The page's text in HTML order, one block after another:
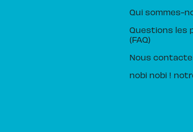
Qui sommes-
Questions les
(FAQ)
Nous
nobi nobi !